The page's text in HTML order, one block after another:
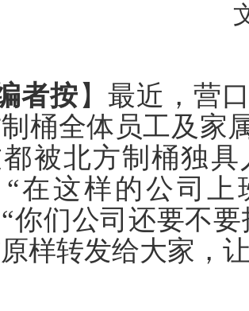
者按 】最近，营
桶全体员工及家
都被北方制桶独
“在这样的公司
你们公司还要不
样转发给大家，